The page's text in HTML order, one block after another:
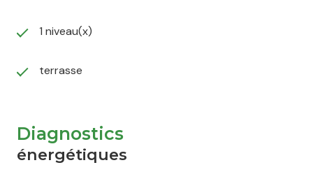
1 niveau(x)
terrasse
Diagnostics
énergétiques